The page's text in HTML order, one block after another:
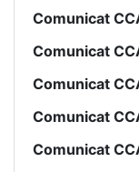
Comunicat
Comunicat
Comunicat
Comunicat
Comunicat